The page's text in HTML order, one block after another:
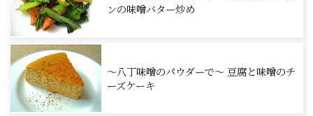
ンの味噌バター炒め
～八丁味噌のパウダーで～ 豆腐と味噌のチ
ーズケーキ